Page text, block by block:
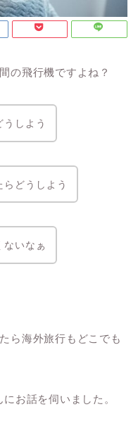
の飛行機ですよね？
うしよう
どうしよう
ないなぁ
ら海外旅行もどこでも
お話を伺いました。